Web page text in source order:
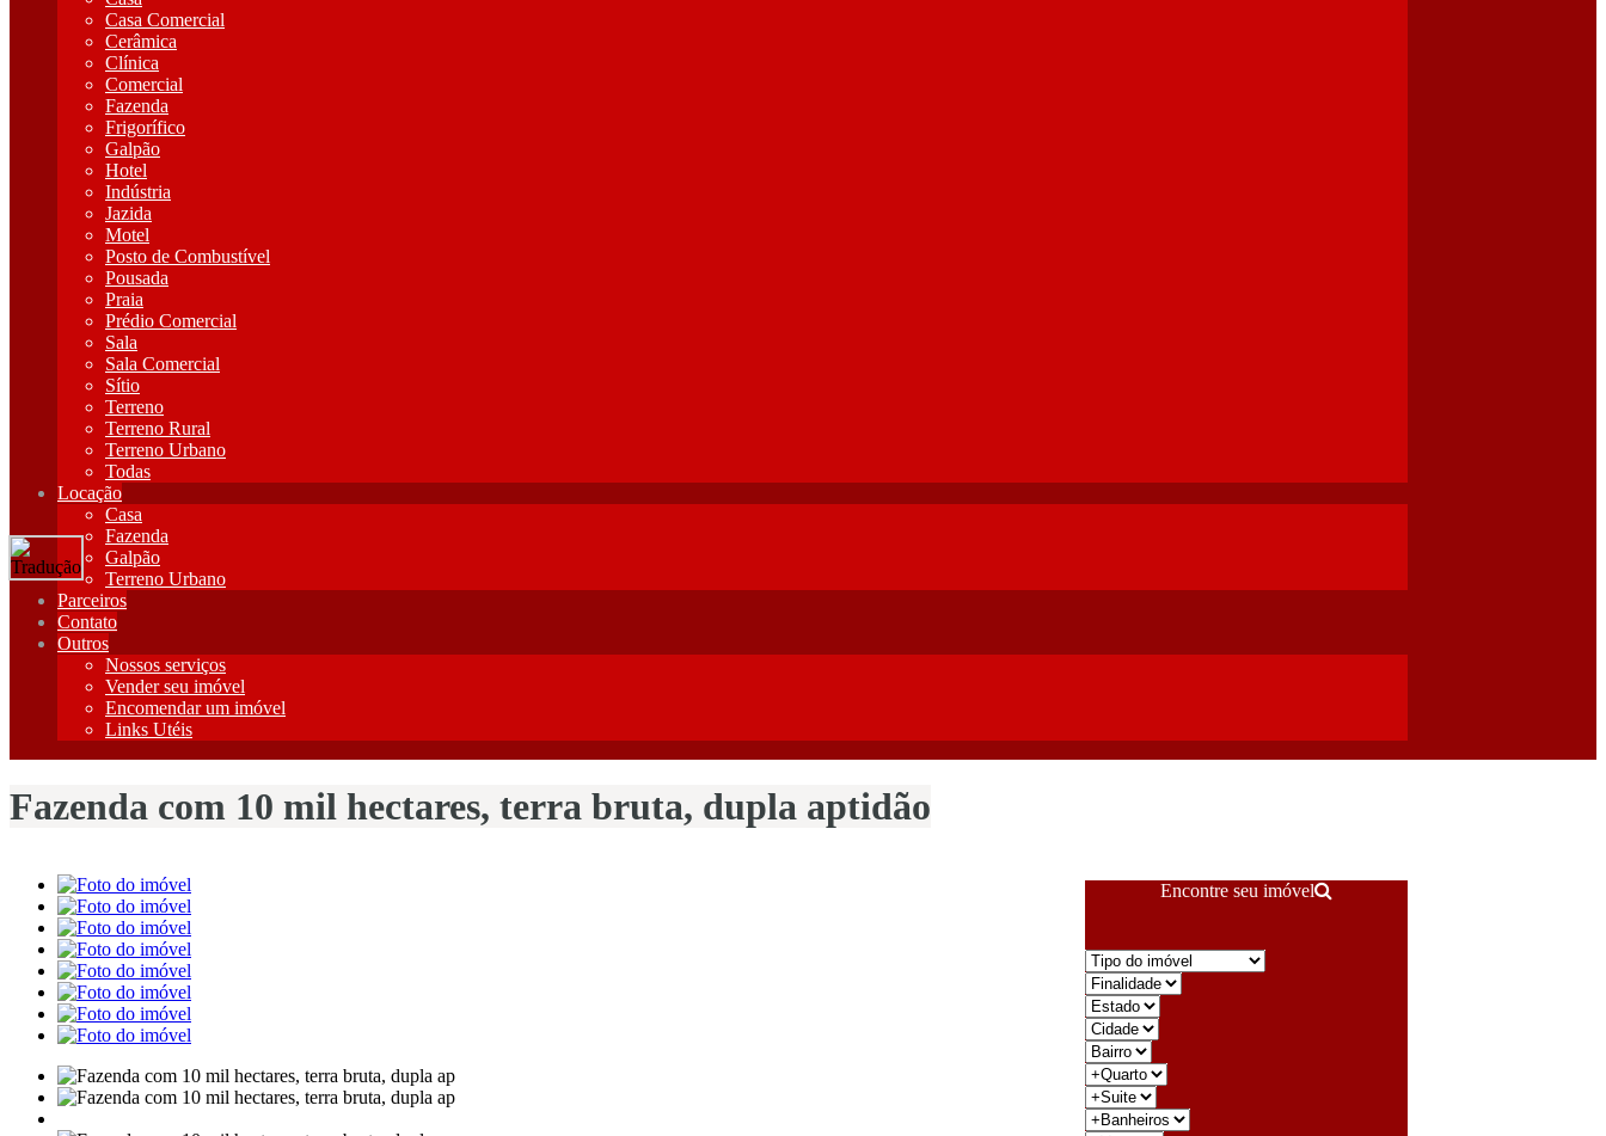
Casa Comercial
Cerâmica
Clínica
Comercial
Fazenda
Frigorífico
Galpão
Hotel
Indústria
Jazida
Motel
Posto de Combustível
Pousada
Praia
Prédio Comercial
Sala
Sala Comercial
Sítio
Terreno
Terreno Rural
Terreno Urbano
Todas
Locação
Casa
Fazenda
Galpão
Terreno Urbano
Parceiros
Contato
Outros
Nossos serviços
Vender seu imóvel
Encomendar um imóvel
Links Utéis
Fazenda com 10 mil hectares, terra bruta, dupla aptidão
Encontre seu imóvel